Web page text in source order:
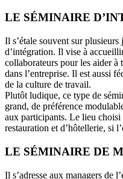
LE SÉMINAIRE
Il s’étale souvent sur
d’intégration. Il vise à
collaborateurs pour les aider à
dans l’entreprise. Il est aussi
de la culture de travail.
Plutôt ludique, ce type de
grand, de préférence
aux participants. Le lieu choisi
restauration et d’hôtellerie, si
LE SÉMINAIRE DE
Il s’adresse aux managers de